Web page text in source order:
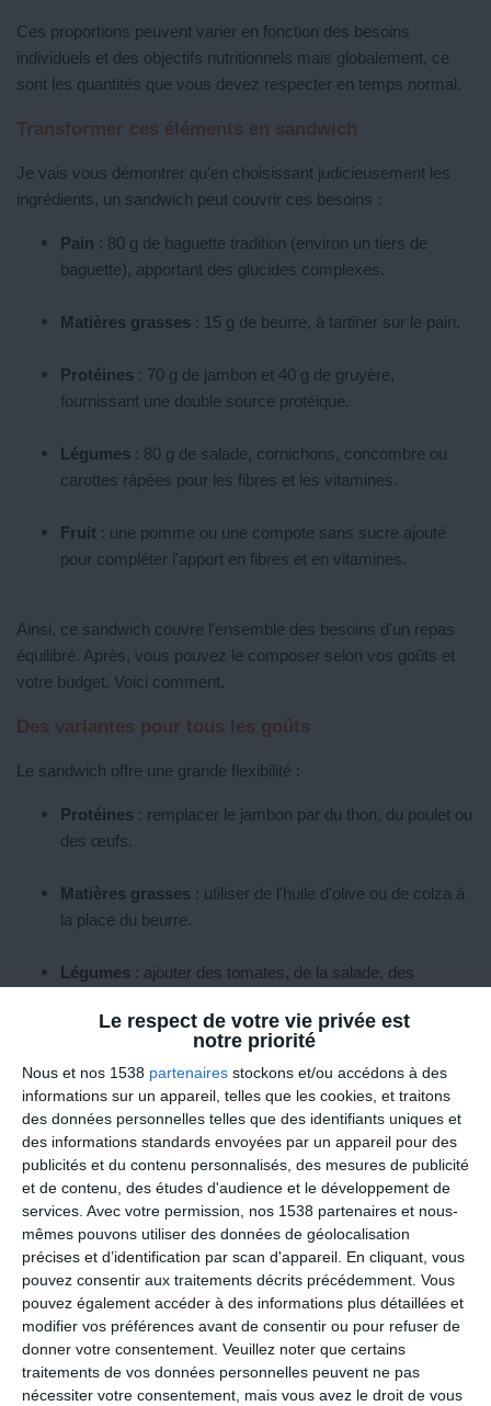
Le respect de votre vie privée est
notre priorité
Nous et nos 1538 partenaires stockons et/ou accédons à des
informations sur un appareil, telles que les cookies, et traitons
des données personnelles telles que des identifiants uniques et
des informations standards envoyées par un appareil pour des
publicités et du contenu personnalisés, des mesures de publicité
et de contenu, des études d'audience et le développement de
services. Avec votre permission, nos 1538 partenaires et nous-
mêmes pouvons utiliser des données de géolocalisation
précises et d’identification par scan d'appareil. En cliquant, vous
pouvez consentir aux traitements décrits précédemment. Vous
pouvez également accéder à des informations plus détaillées et
modifier vos préférences avant de consentir ou pour refuser de
donner votre consentement. Veuillez noter que certains
traitements de vos données personnelles peuvent ne pas
nécessiter votre consentement, mais vous avez le droit de vous
Ces proportions peuvent varier en fonction des besoins
individuels et des objectifs nutritionnels mais globalement, ce
sont les quantités que vous devez respecter en temps normal.
Transformer ces éléments en sandwich
Je vais vous démontrer qu'en choisissant judicieusement les
ingrédients, un sandwich peut couvrir ces besoins :
Pain : 80 g de baguette tradition (environ un tiers de
baguette), apportant des glucides complexes.
Matières grasses : 15 g de beurre, à tartiner sur le pain.
Protéines : 70 g de jambon et 40 g de gruyère,
fournissant une double source protéique.
Légumes : 80 g de salade, cornichons, concombre ou
carottes râpées pour les fibres et les vitamines.
Fruit : une pomme ou une compote sans sucre ajouté
pour compléter l'apport en fibres et en vitamines.
Ainsi, ce sandwich couvre l'ensemble des besoins d'un repas
équilibré. Après, vous pouvez le composer selon vos goûts et
votre budget. Voici comment.
Des variantes pour tous les goûts
Le sandwich offre une grande flexibilité :
Protéines : remplacer le jambon par du thon, du poulet ou
des œufs.
Matières grasses : utiliser de l'huile d'olive ou de colza à
la place du beurre.
Légumes : ajouter des tomates, de la salade, des
: opter pour du pain complet ou aux céréales pour un
apport en fibres plus élevé.
L'essentiel est de respecter les proportions et de varier les
ingrédients pour éviter la monotonie. Attention, en disant cela, je
ne vous dis pas de manger un sandwich à chaque repas ! Mais
variez les plaisirs quand vous préparez un sandwich, c’est
important, et vous savez que le plaisir alimentaire, c’est central
dans mon programme Savoir Maigrir.
Les clés d'un sandwich équilibré
Choisir un pain de qualité: privilégier le pain complet ou
aux céréales pour un meilleur apport en fibres.